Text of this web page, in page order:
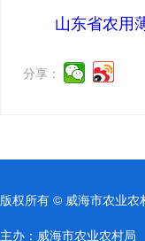
山东省农用
分享：
版权所有 © 威海市农业农
主办：威海市农业农村